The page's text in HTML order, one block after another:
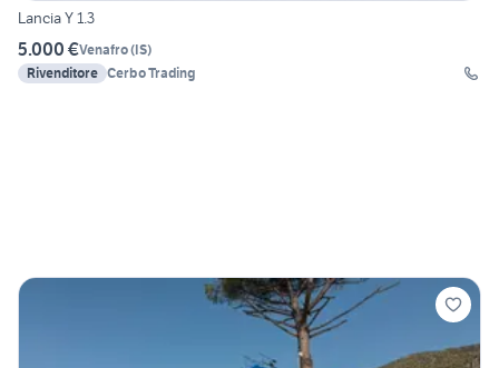
Lancia Y 1.3
5.000 €Venafro(IS)
Rivenditore Cerbo Trading